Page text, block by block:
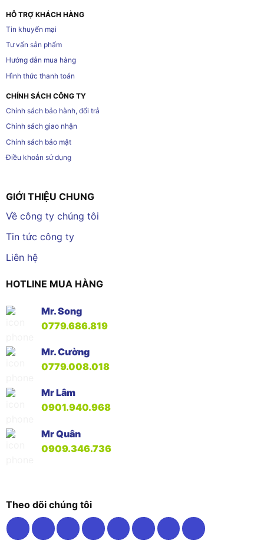
HỖ TRỢ KHÁCH HÀNG
Tin khuyến mại
Tư vấn sản phẩm
Hướng dẫn mua hàng
Hình thức thanh toán
CHÍNH SÁCH CÔNG TY
Chính sách bảo hành, đổi trả
Chính sách giao nhận
Chính sách bảo mật
Điều khoản sử dụng
GIỚI THIỆU CHUNG
Về công ty chúng tôi
Tin tức công ty
Liên hệ
HOTLINE MUA HÀNG
Mr. Song
0779.686.819
Mr. Cường
0779.008.018
Mr Lâm
0901.940.968
Mr Quân
0909.346.736
Theo dõi chúng tôi